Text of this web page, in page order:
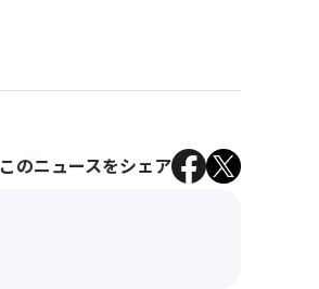
このニュースをシェア